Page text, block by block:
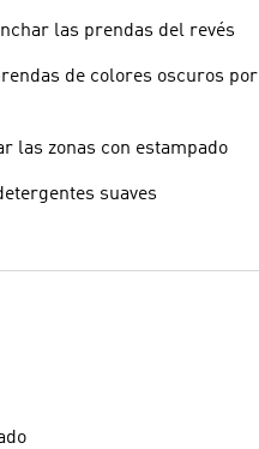
las prendas del revés
de colores oscuros por
las zonas con estampado
suaves